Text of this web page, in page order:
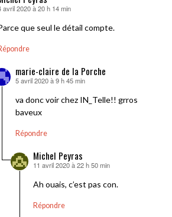
:
avril 2020 à 20 h 14 min
que seul le détail compte.
marie-claire de la Porche
dit :
5 avril 2020 à 9 h 45 min
va donc voir chez IN_Telle!! grros
baveux
Répondre
Michel Peyras
dit :
11 avril 2020 à 22 h 50 min
Ah ouais, c’est pas con.
Répondre